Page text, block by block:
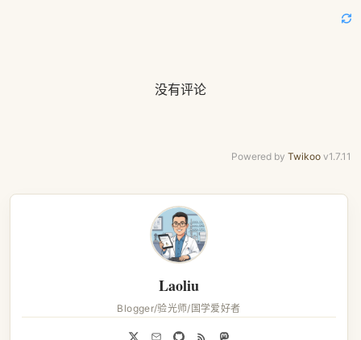
没有评论
Powered by Twikoo v1.7.11
Laoliu
Blogger/验光师/国学爱好者